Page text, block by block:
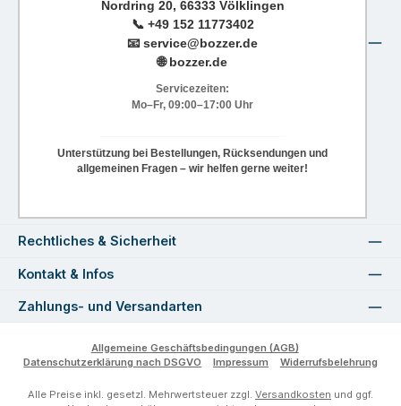
Nordring 20, 66333 Völklingen
📞 +49 152 11773402
📧service@bozzer.de
🌐 bozzer.de
Servicezeiten:
Mo–Fr, 09:00–17:00 Uhr
Unterstützung bei Bestellungen, Rücksendungen und
allgemeinen Fragen – wir helfen gerne weiter!
Rechtliches & Sicherheit
Kontakt & Infos
Zahlungs- und Versandarten
Allgemeine Geschäftsbedingungen (AGB)
Datenschutzerklärung nach DSGVO
Impressum Widerrufsbelehrung
Alle Preise inkl. gesetzl. Mehrwertsteuer zzgl. Versandkosten und ggf.